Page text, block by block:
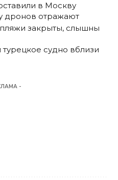
в Москву
дронов отражают
закрыты, слышны
судно вблизи
-